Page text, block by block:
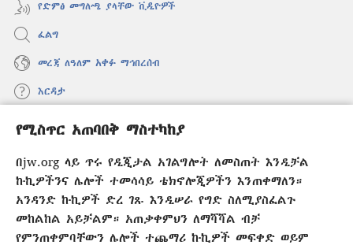
የሚስጥር አጠባበቅ ማስተካከያ
በjw.org ላይ ጥሩ የዲጂታል አገልግሎት ለመስጠት እንዲቻል
ኩኪዎችንና ሌሎች ተመሳሳይ ቴክኖሎጂዎችን እንጠቀማለን።
አንዳንድ ኩኪዎች ድረ ገጹ እንዲሠራ የግድ ስለሚያስፈልጉ
መከልከል አይቻልም። አጠቃቀምህን ለማሻሻል ብቻ
የምንጠቀምባቸውን ሌሎች ተጨማሪ ኩኪዎች መፍቀድ ወይም
የድምፅ መግለጫ ያላቸው ቪዲዮዎች
ፈልግ
መረጃ ለዓለም አቀፉ ማኅበረሰብ
እርዳታ
መዋጮዎች
(አዲስ
ክፈት)
የመጠበቂያ ግንብ የኢንተርኔት ቤተ መጻሕፍት
(አዲስ
ዊንዶው
®
(አዲስ
ዊንዶው
®